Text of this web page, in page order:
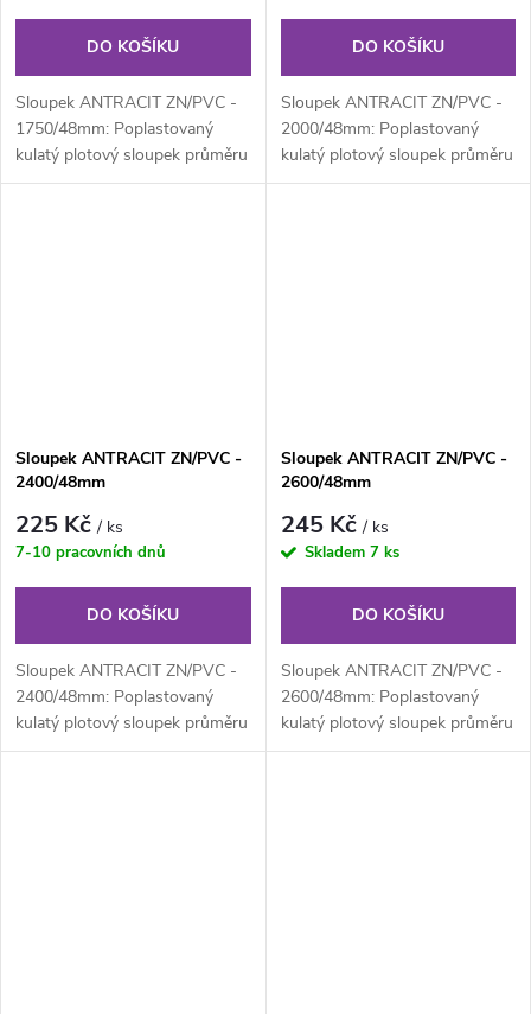
DO KOŠÍKU
Sloupek ANTRACIT ZN/PVC -
1750/48mm: Poplastovaný
kulatý plotový sloupek průměru
48 mm, výška 175 cm. Plotový
DO KOŠÍKU
Sloupek ANTRACIT ZN/PVC -
2000/48mm: Poplastovaný
kulatý plotový sloupek průměru
48 mm, výška 200 cm. Plotový
Sloupek ANTRACIT ZN/PVC -
2400/48mm
225 Kč/ ks
7-10 pracovních dnů
DO KOŠÍKU
Sloupek ANTRACIT ZN/PVC -
2400/48mm: Poplastovaný
kulatý plotový sloupek průměru
48 mm, výška 240 cm. Plotový
Sloupek ANTRACIT ZN/PVC -
2600/48mm
245 Kč/ ks
Skladem 7 ks
DO KOŠÍKU
Sloupek ANTRACIT ZN/PVC -
2600/48mm: Poplastovaný
kulatý plotový sloupek průměru
48 mm, výška 260 cm. Plotový